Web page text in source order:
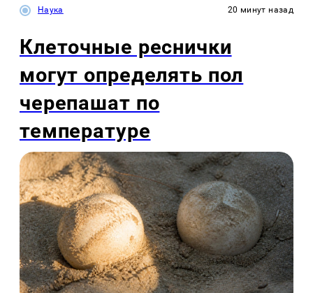
Наука 20 минут назад
Клеточные реснички
могут определять пол
черепашат по
температуре